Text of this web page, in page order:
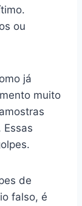
ou
já
muito
Essas
de
falso, é